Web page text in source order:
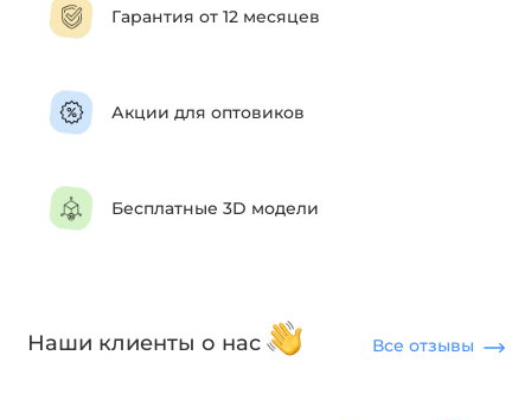
Гарантия от 12 месяцев
Акции для оптовиков
Бесплатные 3D модели
Наши клиенты о нас Все отзывы